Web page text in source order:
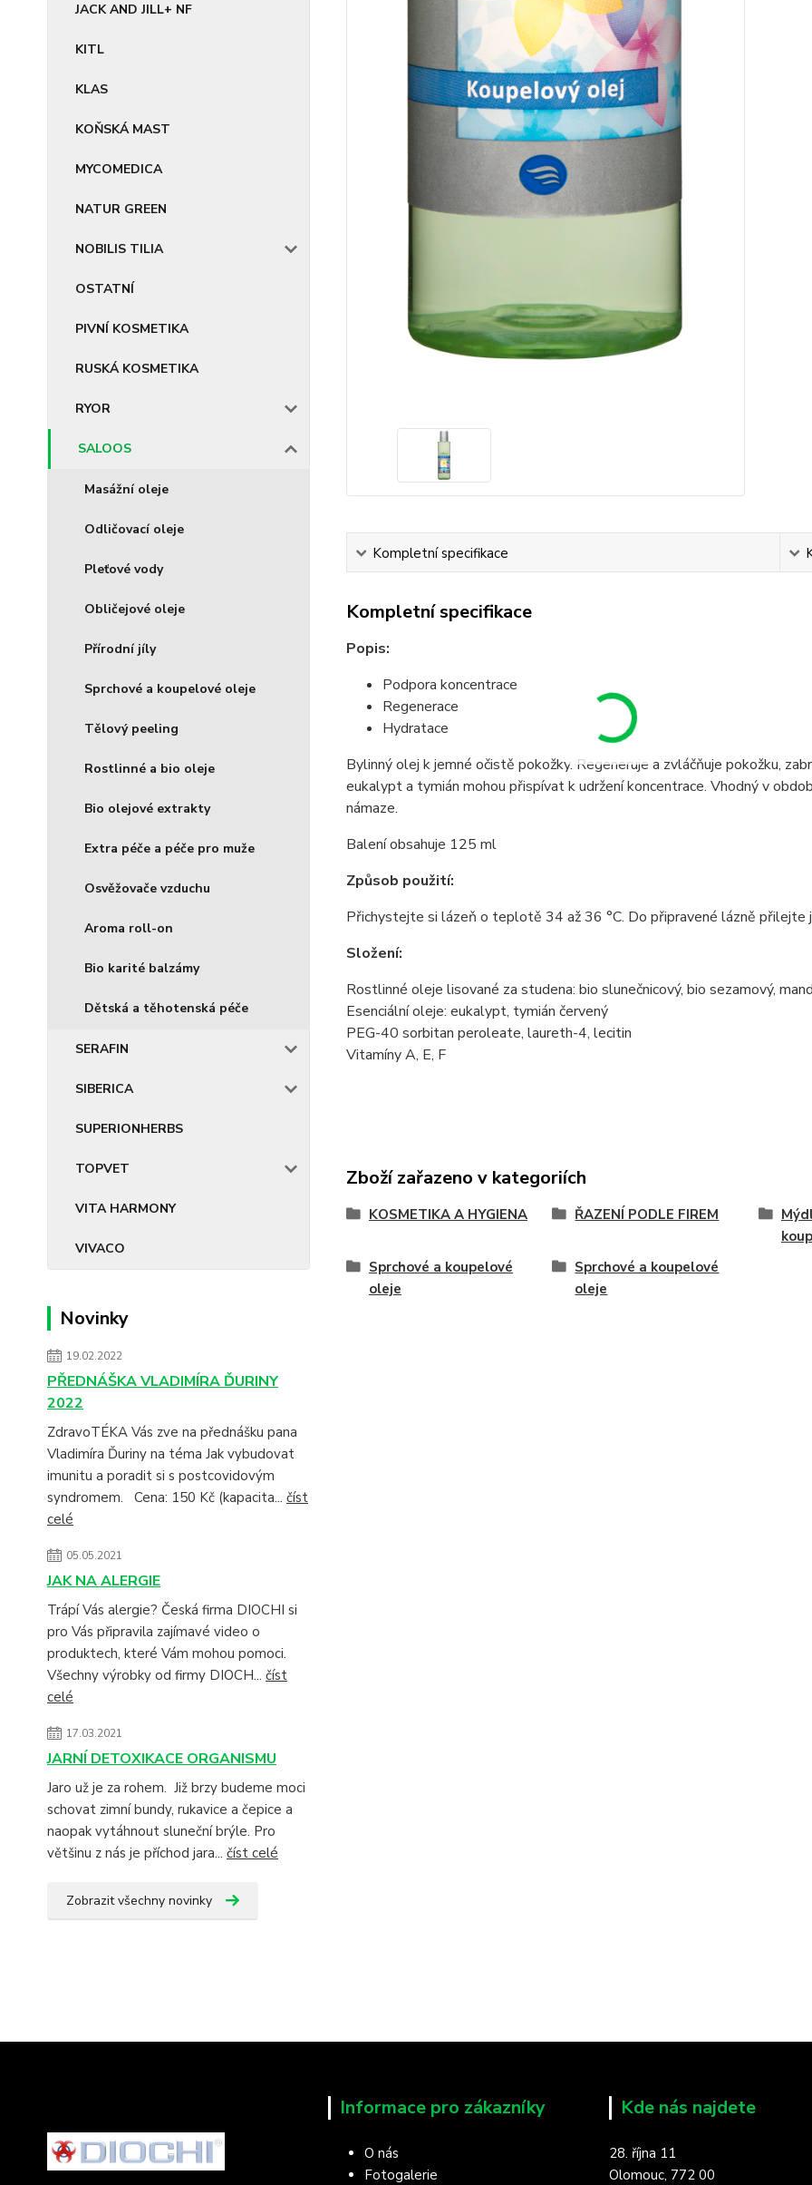
JACK AND JILL+ NF
KITL
KLAS
KOŇSKÁ MAST
MYCOMEDICA
NATUR GREEN
NOBILIS TILIA
OSTATNÍ
PIVNÍ KOSMETIKA
RUSKÁ KOSMETIKA
RYOR
SALOOS
Masážní oleje
Odličovací oleje
Pleťové vody
Obličejové oleje
Přírodní jíly
Sprchové a koupelové oleje
Tělový peeling
Rostlinné a bio oleje
Bio olejové extrakty
Extra péče a péče pro muže
Osvěžovače vzduchu
Aroma roll-on
Bio karité balzámy
Dětská a těhotenská péče
SERAFIN
SIBERICA
SUPERIONHERBS
TOPVET
VITA HARMONY
VIVACO
Novinky
19.02.2022
PŘEDNÁŠKA VLADIMÍRA ĎURINY
2022
ZdravoTÉKA Vás zve na přednášku pana
Vladimíra Ďuriny na téma Jak vybudovat
imunitu a poradit si s postcovidovým
syndromem. Cena: 150 Kč (kapacita... číst
celé
05.05.2021
JAK NA ALERGIE
Trápí Vás alergie? Česká firma DIOCHI si
pro Vás připravila zajímavé video o
produktech, které Vám mohou pomoci.
Všechny výrobky od firmy DIOCH... číst
celé
17.03.2021
JARNÍ DETOXIKACE ORGANISMU
Jaro už je za rohem. Již brzy budeme moci
schovat zimní bundy, rukavice a čepice a
naopak vytáhnout sluneční brýle. Pro
většinu z nás je příchod jara... číst celé
Zobrazit všechny novinky
Kompletní specifikace
Kompletní specifikace
Popis:
Podpora koncentrace
Regenerace
Hydratace
Bylinný olej k jemné očistě pokožky. Regeneruje a zvláčňuje pokožku,
eukalypt a tymián mohou přispívat k udržení koncentrace. Vhodný v
námaze.
Balení obsahuje 125 ml
Způsob použití:
Přichystejte si lázeň o teplotě 34 až 36 °C. Do připravené lázně přilejte
Složení:
Rostlinné oleje lisované za studena: bio slunečnicový, bio sezamový,
Esenciální oleje: eukalypt, tymián červený
PEG-40 sorbitan peroleate, laureth-4, lecitin
Vitamíny A, E, F
Zboží zařazeno v kategoriích
KOSMETIKA A HYGIENA ŘAZENÍ PODLE FIREM
Sprchové a koupelové
oleje
Sprchové a koupelové
oleje
Informace pro zákazníky
O nás
Fotogalerie
Kde nás najdete
28. října 11
Olomouc, 772 00